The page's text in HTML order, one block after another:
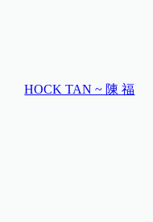
HOCK TAN ~ 陳 福